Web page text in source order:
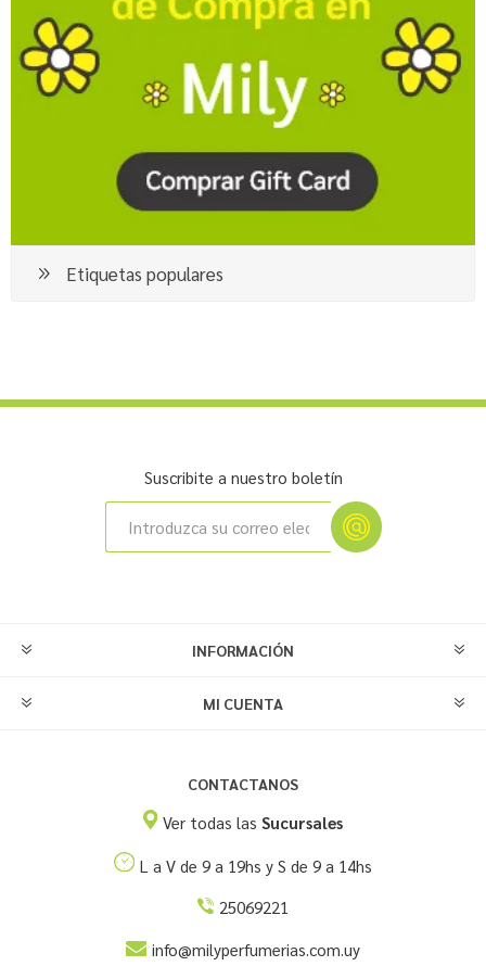
Etiquetas populares
Suscribite a nuestro boletín
INFORMACIÓN
MI CUENTA
CONTACTANOS
Ver todas las Sucursales
L a V de 9 a 19hs y S de 9 a 14hs
25069221
info@milyperfumerias.com.uy